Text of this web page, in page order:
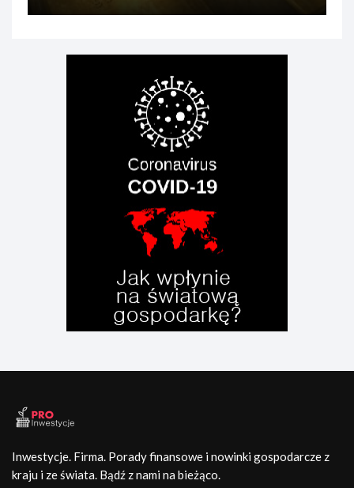
Inwestycje. Firma. Porady finansowe i nowinki gospodarcze z
kraju i ze świata. Bądź z nami na bieżąco.